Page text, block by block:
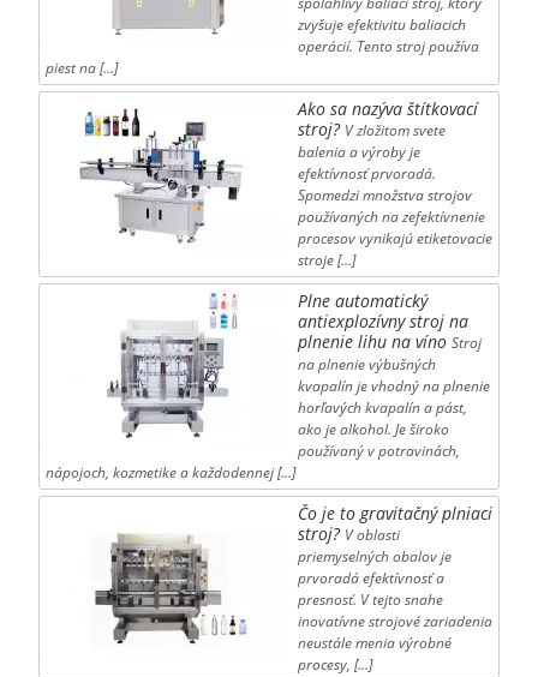
zvyšuje efektivitu baliacich
operácií. Tento stroj používa
piest na […]
Ako sa nazýva štítkovací
stroj? V zložitom svete
balenia a výroby je
efektívnosť prvoradá.
Spomedzi množstva strojov
používaných na zefektívnenie
procesov vynikajú etiketovacie
stroje […]
Plne automatický
antiexplozívny stroj na
plnenie lihu na víno Stroj
na plnenie výbušných
kvapalín je vhodný na plnenie
horľavých kvapalín a pást,
ako je alkohol. Je široko
používaný v potravinách,
nápojoch, kozmetike a každodennej […]
Čo je to gravitačný plniaci
stroj? V oblasti
priemyselných obalov je
prvoradá efektívnosť a
presnosť. V tejto snahe
inovatívne strojové zariadenia
neustále menia výrobné
procesy, […]